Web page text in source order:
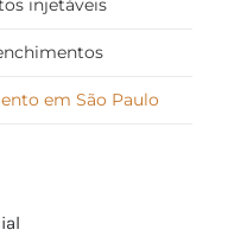
injetáveis
em São Paulo